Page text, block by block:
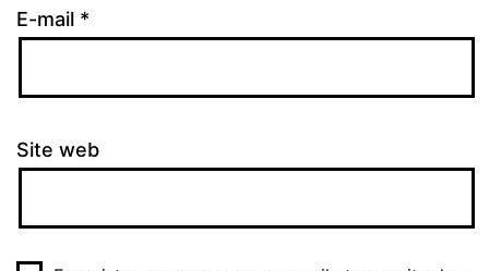
E-mail *
Site web